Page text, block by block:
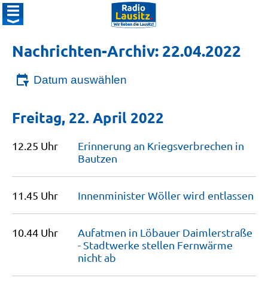
Nachrichten-Archiv: 22.04.2022
Datum auswählen
Freitag, 22. April 2022
12.25 Uhr
Erinnerung an Kriegsverbrechen in
Bautzen
11.45 Uhr Innenminister Wöller wird entlassen
10.44 Uhr
Aufatmen in Löbauer Daimlerstraße
- Stadtwerke stellen Fernwärme
nichtab